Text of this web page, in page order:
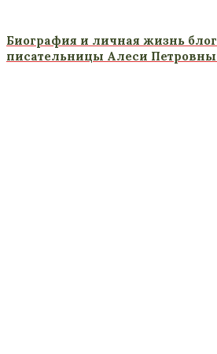
Биография и личная жизнь
писательницы Алеси Петровны